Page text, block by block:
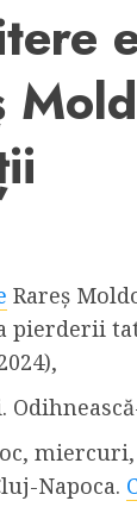
Rareș
pierderii
miercuri,
Napoca.
un